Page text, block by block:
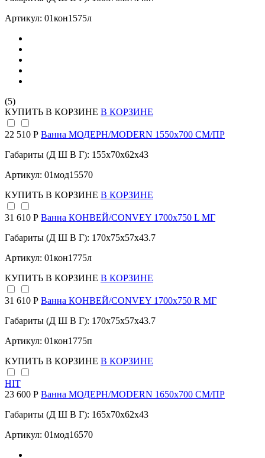
Артикул: 01кон1575л
(5)
КУПИТЬ В КОРЗИНЕ В КОРЗИНЕ
22 510 Р Ванна МОДЕРН/MODERN 1550х700 СМ/ПР
Габариты (Д Ш В Г): 155x70x62x43
Артикул: 01мод15570
КУПИТЬ В КОРЗИНЕ В КОРЗИНЕ
31 610 Р Ванна КОНВЕЙ/CONVEY 1700х750 L МГ
Габариты (Д Ш В Г): 170x75x57x43.7
Артикул: 01кон1775л
КУПИТЬ В КОРЗИНЕ В КОРЗИНЕ
31 610 Р Ванна КОНВЕЙ/CONVEY 1700х750 R МГ
Габариты (Д Ш В Г): 170x75x57x43.7
Артикул: 01кон1775п
КУПИТЬ В КОРЗИНЕ В КОРЗИНЕ
HIT
23 600 Р Ванна МОДЕРН/MODERN 1650х700 СМ/ПР
Габариты (Д Ш В Г): 165x70x62x43
Артикул: 01мод16570